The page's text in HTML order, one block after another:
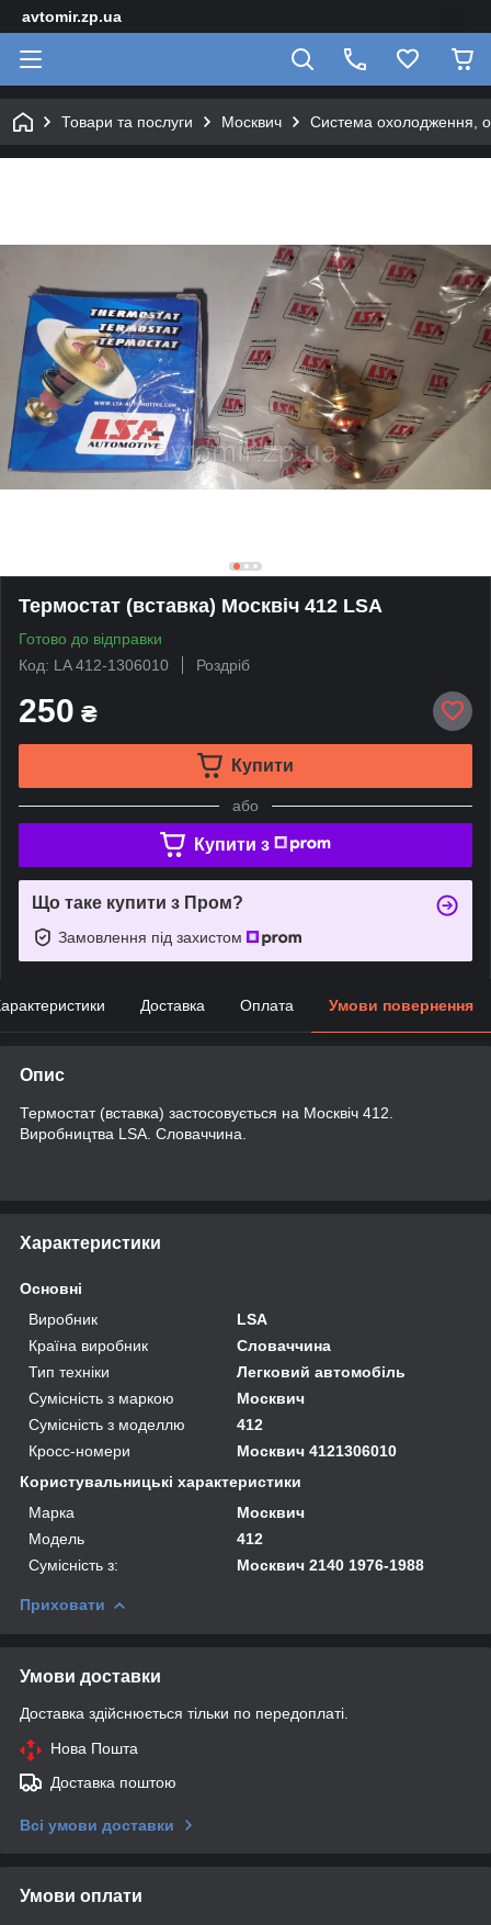
avtomir.zp.ua
Товари та послуги Москвич Система охолодження,
Термостат (вставка) Москвіч 412 LSA
Готово до відправки
Код: LA 412-1306010
Роздріб
250 ₴
Купити
або
Купити з
Що таке купити з Пром?
Замовлення під захистом
Доставка Оплата Умови повернення
Опис
Термостат (вставка) застосовується на Москвіч 412.
Виробництва LSA. Словаччина.
Характеристики
Основні
Виробник
LSA
Країна виробник
Словаччина
Тип техніки
Легковий автомобіль
Сумісність з маркою
Москвич
Сумісність з моделлю
412
Кросс-номери
Москвич 4121306010
Користувальницькі характеристики
Марка
Москвич
Модель
412
Сумісність з:
Москвич 2140 1976-1988
Приховати
Умови доставки
Доставка здійснюється тільки по передоплаті.
Нова Пошта
Доставка поштою
Всі умови доставки
Умови оплати